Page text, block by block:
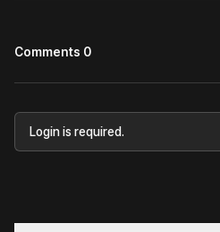
Comments 0
Login is required.